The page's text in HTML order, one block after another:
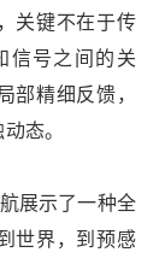
关键不在于传
信号之间的关
部精细反馈，
态。
展示了一种全
世界，到预感